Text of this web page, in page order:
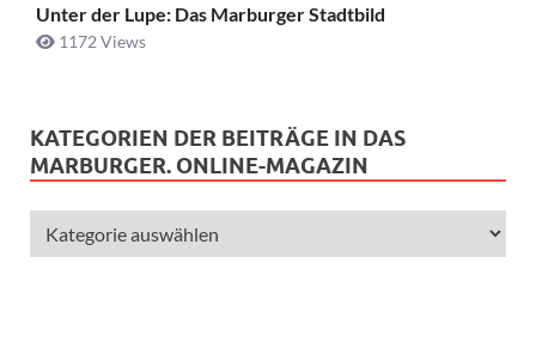
Unter der Lupe: Das Marburger Stadtbild
1172 Views
KATEGORIEN DER BEITRÄGE IN DAS
MARBURGER. ONLINE-MAGAZIN